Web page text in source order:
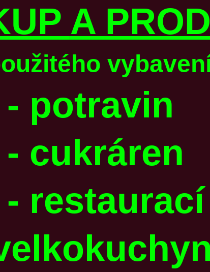
A
- potravin
- cukráren
- restaurací